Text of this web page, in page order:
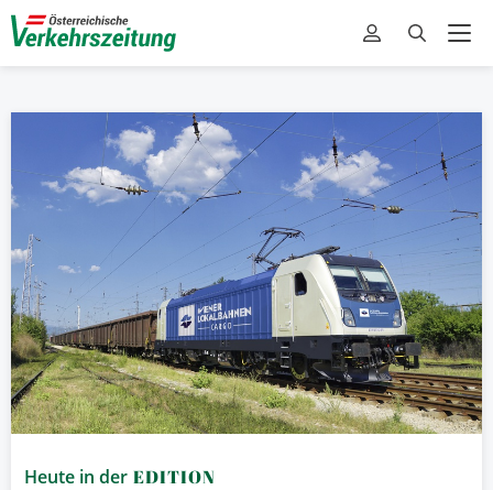
Heute in der EDITION